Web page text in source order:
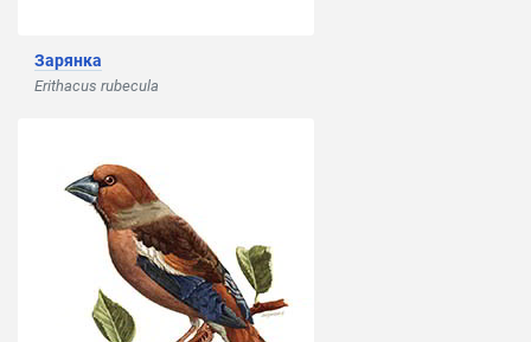
Зарянка
Erithacus rubecula